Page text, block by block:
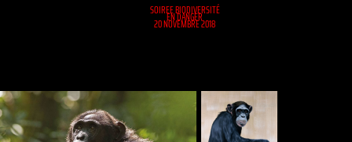
SOIREE BIODIVERSITÉ
EN DANGER
20 NOVEMBRE 2018